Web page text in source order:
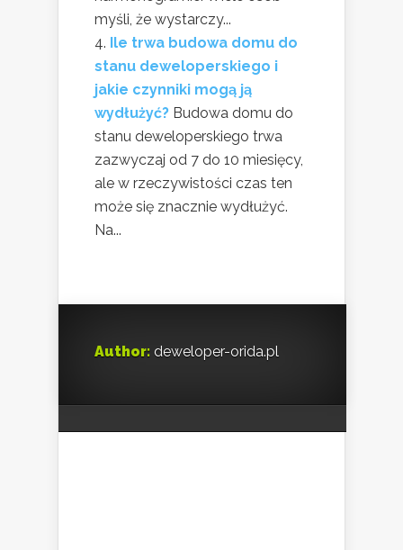
myśli, że wystarczy...
Ile trwa budowa domu do
stanu deweloperskiego i
jakie czynniki mogą ją
wydłużyć? Budowa domu do
stanu deweloperskiego trwa
zazwyczaj od 7 do 10 miesięcy,
ale w rzeczywistości czas ten
może się znacznie wydłużyć.
Na...
Author: deweloper-orida.pl